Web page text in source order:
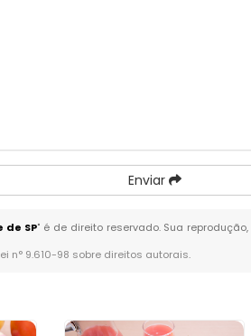
Enviar
SP" é de direito reservado. Sua
n° 9.610-98 sobre direitos autorais.